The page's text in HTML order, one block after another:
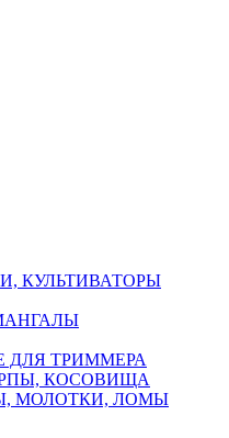
КУЛЬТИВАТОРЫ
ТРИММЕРА
КОСОВИЩА
МОЛОТКИ, ЛОМЫ